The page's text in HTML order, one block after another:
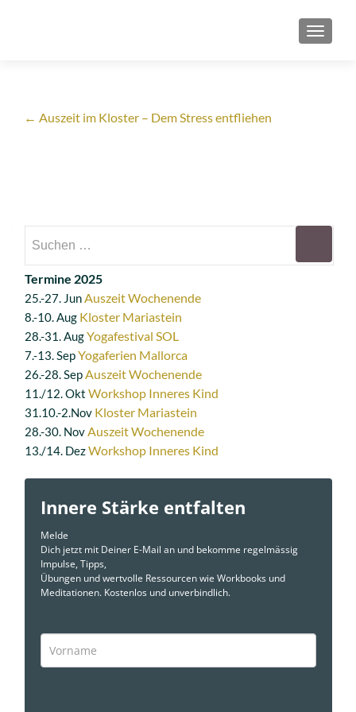
← Auszeit im Kloster – Dem Stress entfliehen
Termine 2025
25.-27. JunAuszeit Wochenende
8.-10. Aug Kloster Mariastein
28.-31. AugYogafestival SOL
7.-13. SepYogaferien Mallorca
26.-28. SepAuszeit Wochenende
11./12. Okt Workshop Inneres Kind
31.10.-2.Nov Kloster Mariastein
28.-30. NovAuszeit Wochenende
13./14. DezWorkshop Inneres Kind
Innere Stärke entfalten
Melde
Dich jetzt mit Deiner E-Mail an und bekomme regelmässig
Impulse, Tipps,
Übungen und wertvolle Ressourcen wie Workbooks und
Meditationen. Kostenlos und unverbindlich.